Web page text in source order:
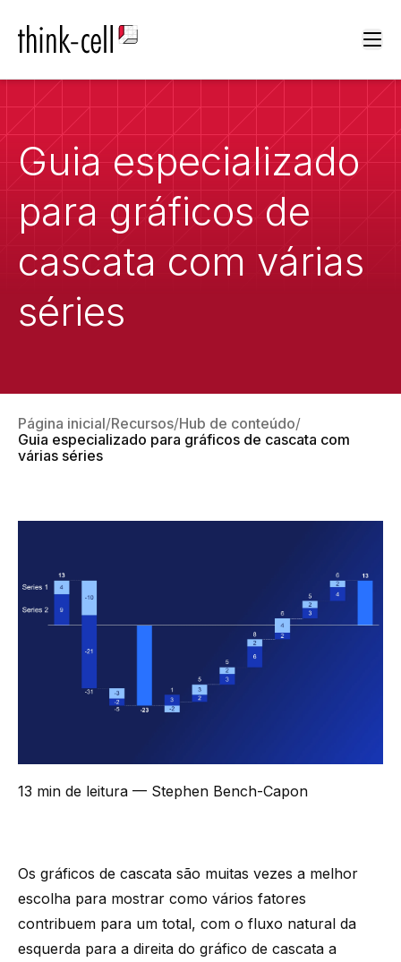
Guia especializado
para gráficos de
cascata com várias
séries
Página inicial Recursos Hub de conteúdo
Guia especializado para gráficos de cascata com
várias séries
13 min de leitura — Stephen Bench-Capon
Os gráficos de cascata são muitas vezes a melhor
escolha para mostrar como vários fatores
contribuem para um total, com o fluxo natural da
esquerda para a direita do gráfico de cascata a